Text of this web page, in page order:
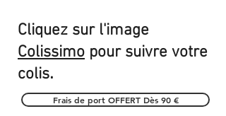
Cliquez sur l'image
Colissimo pour suivre votre
colis.
Frais de port OFFERT Dès 90 €